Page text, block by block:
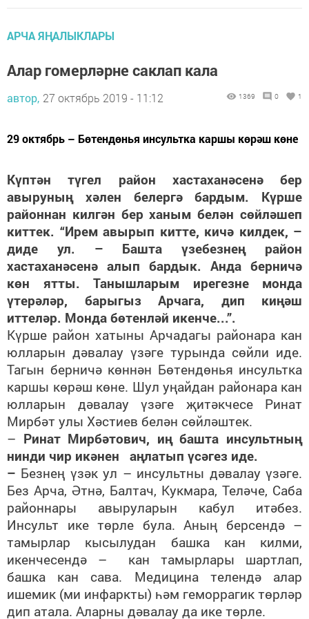
АРЧА ЯҢАЛЫКЛАРЫ
Алар гомерләрне саклап кала
автор, 27 октябрь 2019 - 11:12 1369 0 1
29 октябрь – Бөтендөнья инсультка каршы көрәш көне
Күптән түгел район хастаханәсенә бер
авыруның хәлен белергә бардым. Күрше
районнан килгән бер ханым белән сөйләшеп
киттек. “Ирем авырып китте, кичә килдек, –
диде ул. – Башта үзебезнең район
хастаханәсенә алып бардык. Анда берничә
көн ятты. Танышларым ирегезне монда
үтерәләр, барыгыз Арчага, дип киңәш
иттеләр. Монда бөтенләй икенче...”.
Күрше район хатыны Арчадагы районара кан
юлларын дәвалау үзәге турында сөйли иде.
Тагын берничә көннән Бөтендөнья инсультка
каршы көрәш көне. Шул уңайдан районара кан
юлларын дәвалау үзәге җитәкчесе Ринат
Мирбәт улы Хәстиев белән сөйләштек.
– Ринат Мирбәтович, иң башта инсультның
нинди чир икәнен аңлатып үсәгез иде.
– Безнең үзәк ул – инсультны дәвалау үзәге.
Без Арча, Әтнә, Балтач, Кукмара, Теләче, Саба
районнары авыруларын кабул итәбез.
Инсульт ике төрле була. Аның берсендә –
тамырлар кысылудан башка кан килми,
икенчесендә – кан тамырлары шартлап,
башка кан сава. Медицинателендә алар
ишемик (ми инфаркты) һәм геморрагик төрләр
дип атала. Аларны дәвалау да ике төрле.